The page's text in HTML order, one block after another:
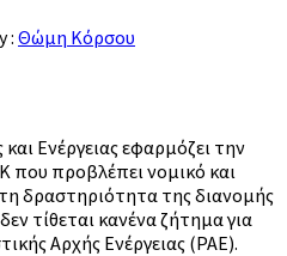
:Θώμη Κόρσου
Ενέργειας εφαρμόζει την
που προβλέπει νομικό και
τη δραστηριότητα της διανομής
τίθεται κανένα ζήτημα για
Αρχής Ενέργειας (ΡΑΕ).